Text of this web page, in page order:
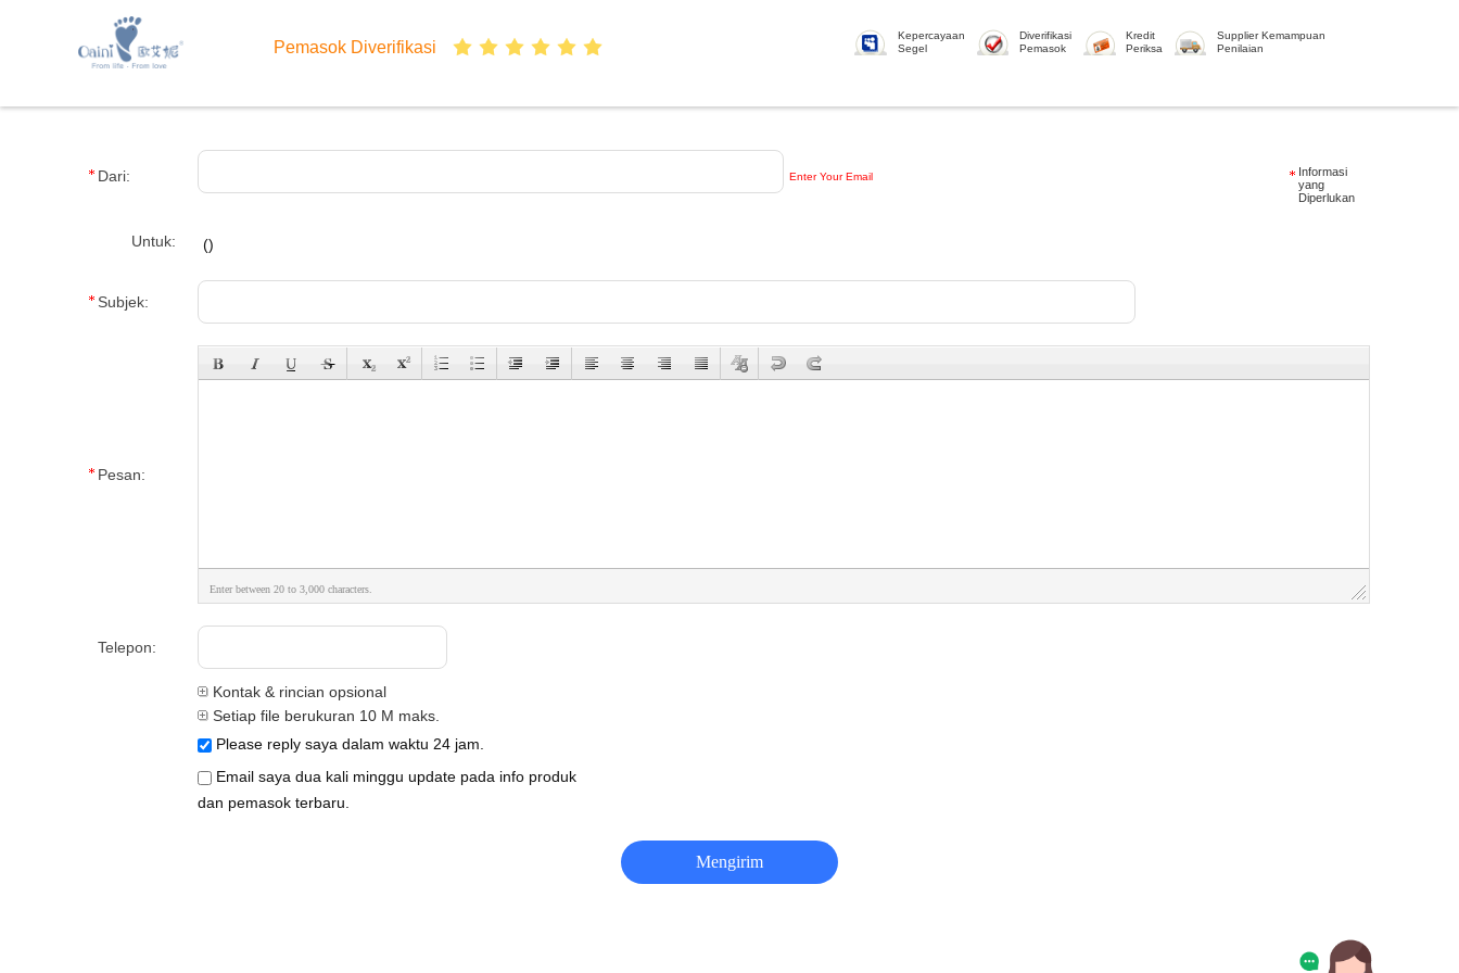
Pemasok Diverifikasi
Kepercayaan
Segel
Diverifikasi
Pemasok
Kredit
Periksa
Supplier Kemampuan
Penilaian
Dari: Enter Your Email
Informasi
yang
Diperlukan
Untuk: ()
Subjek:
Pesan:
Enter between 20 to 3,000 characters.
Telepon:
Kontak & rincian opsional
Setiap file berukuran 10 M maks.
Please reply saya dalam waktu 24 jam.
Email saya dua kali minggu update pada info produk
dan pemasok terbaru.